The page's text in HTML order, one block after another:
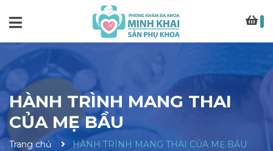
HÀNH TRÌNH MANG THAI
CỦA MẸ BẦU
Trang chủ HÀNH TRÌNH MANG THAI CỦA MẸ BẦU